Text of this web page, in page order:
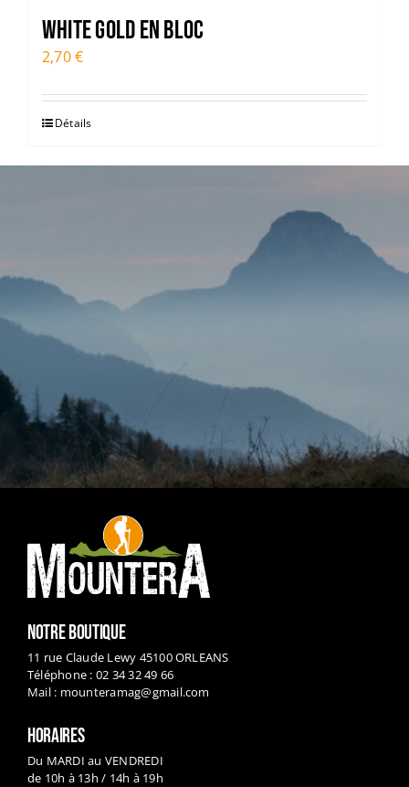
WHITE GOLD en bloc
2,70€
Détails
NOTRE BOUTIQUE
11 rue Claude Lewy 45100 ORLEANS
Téléphone : 02 34 32 49 66
Mail : mounteramag@gmail.com
HORAIRES
Du MARDI au VENDREDI
de 10h à 13h / 14h à 19h